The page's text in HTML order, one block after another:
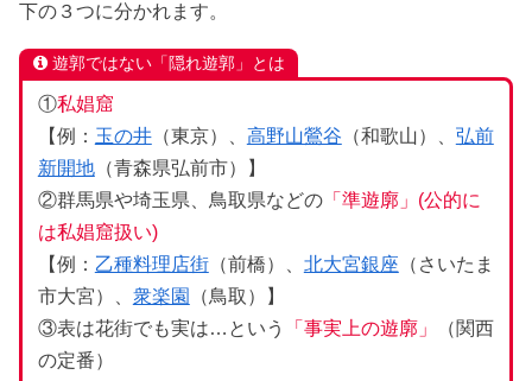
下の３つに分かれます。
遊郭ではない「隠れ遊郭」とは
①私娼窟
【例： 玉の井（東京）、 高野山鶯谷 （和歌山）、 弘前
新開地（青森県弘前市）】
②群馬県や埼玉県、鳥取県などの「準遊廓」(公的に
は私娼窟扱い)
【例： 乙種料理店街（前橋）、 北大宮銀座 （さいたま
市大宮）、 衆楽園
（鳥取）】
③表は花街でも実は…という
「事実上の遊廓」
（関西
の定番）